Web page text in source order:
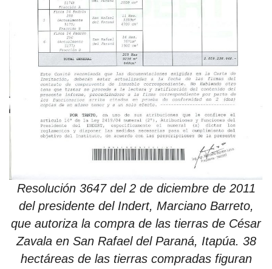
Resolución 3647 del 2 de diciembre de 2011
del presidente del Indert, Marciano Barreto,
que autoriza la compra de las tierras de César
Zavala en San Rafael del Paraná, Itapúa. 38
hectáreas de las tierras compradas figuran